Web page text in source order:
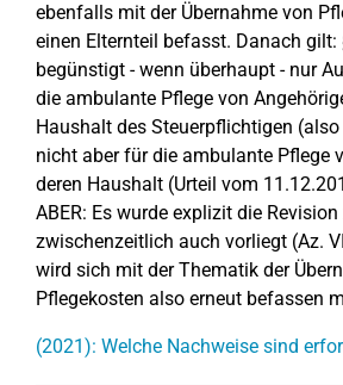
ebenfalls mit der Übernahme von
einen Elternteil befasst. Danach gilt:
begünstigt - wenn überhaupt - nur
die ambulante Pflege von
Haushalt des Steuerpflichtigen (also
nicht aber für die ambulante Pflege
deren Haushalt (Urteil vom
ABER: Es wurde explizit die
zwischenzeitlich auch vorliegt (Az.
wird sich mit der Thematik der
Pflegekosten also erneut befassen
(2021): Welche Nachweise sind